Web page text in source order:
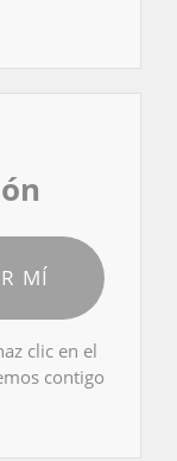
MÍ
clic en el
contigo